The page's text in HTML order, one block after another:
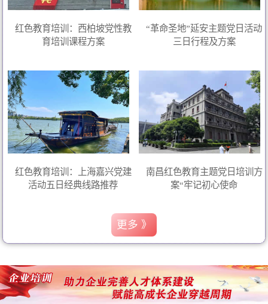
红色教育培训：西柏坡党性教
育培训课程方案
“革命圣地”延安主题党日活动
三日行程及方案
红色教育培训：上海嘉兴党建
活动五日经典线路推荐
南昌红色教育主题党日培训方
案“牢记初心使命
更多 》